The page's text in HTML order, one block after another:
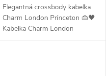
Elegantná crossbody kabelka
Charm London Princeton 👜🖤
Kabelka Charm London
Princeton je dokonalým